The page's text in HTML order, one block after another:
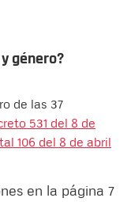
género?
de las 37
531 del 8 de
106 del 8 de abril
en la página 7